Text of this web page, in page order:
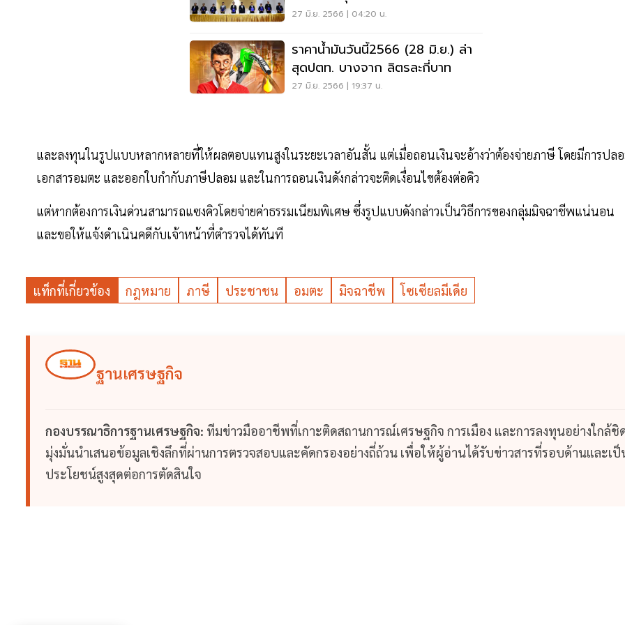
27 มิ.ย. 2566 | 04:20 น.
ราคาน้ำมันวันนี้2566 (28 มิ.ย.) ล่า
สุดปตท. บางจาก ลิตรละกี่บาท
27 มิ.ย. 2566 | 19:37 น.
และลงทุนในรูปแบบหลากหลายที่ให้ผลตอบแทนสูงในระยะเวลาอันสั้น แต่เมื่อถอนเงินจะอ้างว่าต้องจ่ายภาษี โดยมีการปล
เอกสารอมตะ และออกใบกำกับภาษีปลอม และในการถอนเงินดังกล่าวจะติดเงื่อนไขต้องต่อคิว
แต่หากต้องการเงินด่วนสามารถแซงคิวโดยจ่ายค่าธรรมเนียมพิเศษ ซึ่งรูปแบบดังกล่าวเป็นวิธีการของกลุ่มมิจฉาชีพแน่นอน
และขอให้แจ้งดำเนินคดีกับเจ้าหน้าที่ตำรวจได้ทันที
แท็กที่เกี่ยวข้อง กฎหมาย ภาษี ประชาชน อมตะ มิจฉาชีพ โซเซียลมีเดีย
ฐานเศรษฐกิจ
กองบรรณาธิการฐานเศรษฐกิจ: ทีมข่าวมืออาชีพที่เกาะติดสถานการณ์เศรษฐกิจ การเมือง และการลงทุนอย่างใกล้ชิ
มุ่งมั่นนำเสนอข้อมูลเชิงลึกที่ผ่านการตรวจสอบและคัดกรองอย่างถี่ถ้วน เพื่อให้ผู้อ่านได้รับข่าวสารที่รอบด้านและเป็
ประโยชน์สูงสุดต่อการตัดสินใจ